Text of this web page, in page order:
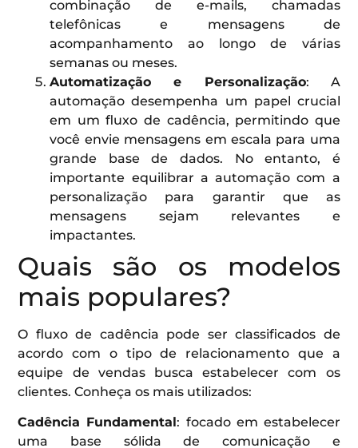
combinação de e-mails, chamadas
telefônicas e mensagens de
acompanhamento ao longo de várias
semanas ou meses.
Automatização e Personalização: A
automação desempenha um papel crucial
em um fluxo de cadência, permitindo que
você envie mensagens em escala para uma
grande base de dados. No entanto, é
importante equilibrar a automação com a
personalização para garantir que as
mensagens sejam relevantes e
impactantes.
Quais são os modelos
mais populares?
O fluxo de cadência pode ser classificados de
acordo com o tipo de relacionamento que a
equipe de vendas busca estabelecer com os
clientes. Conheça os mais utilizados:
Cadência Fundamental: focado em estabelecer
uma base sólida de comunicação e